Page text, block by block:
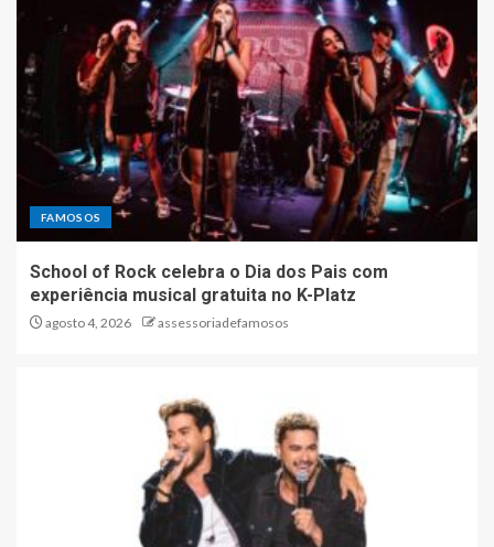
FAMOSOS
School of Rock celebra o Dia dos Pais com
experiência musical gratuita no K-Platz
agosto 4, 2026 assessoriadefamosos